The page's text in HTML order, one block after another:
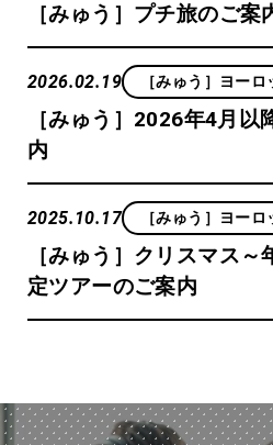
［みゅう］プチ旅のご案
2026.02.19 ［みゅう］ヨー
［みゅう］2026年4月以
内
2025.10.17 ［みゅう］ヨー
［みゅう］クリスマス
定ツアーのご案内